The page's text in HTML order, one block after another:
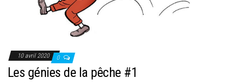
10 avril 2020 0
Les génies de la pêche #1